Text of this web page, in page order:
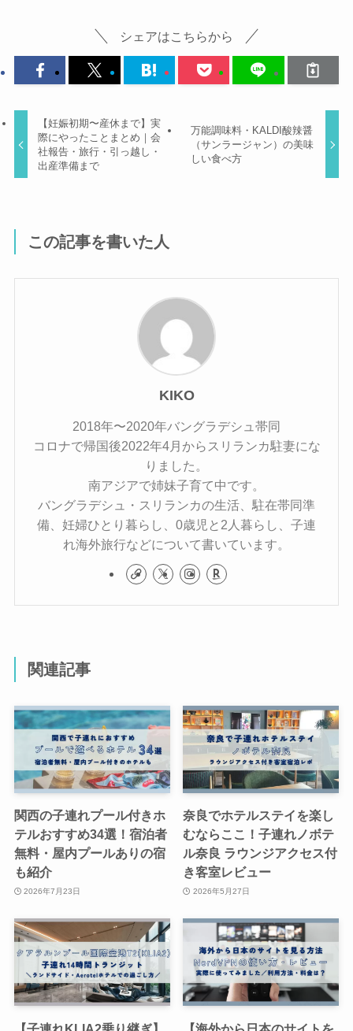
シェアはこちらから
【妊娠初期〜産休まで】実
際にやったことまとめ｜会
社報告・旅行・引っ越し・
出産準備まで
万能調味料・KALDI酸辣醤
（サンラージャン）の美味
しい食べ方
この記事を書いた人
KIKO
2018年〜2020年バングラデシュ帯同
コロナで帰国後2022年4月からスリランカ駐妻にな
りました。
南アジアで姉妹子育て中です。
バングラデシュ・スリランカの生活、駐在帯同準
備、妊婦ひとり暮らし、0歳児と2人暮らし、子連
れ海外旅行などについて書いています。
関連記事
関西の子連れプール付きホ
テルおすすめ34選！宿泊者
無料・屋内プールありの宿
も紹介
2026年7月23日
奈良でホテルステイを楽し
むならここ！子連れノボテ
ル奈良 ラウンジアクセス付
き客室レビュー
2026年5月27日